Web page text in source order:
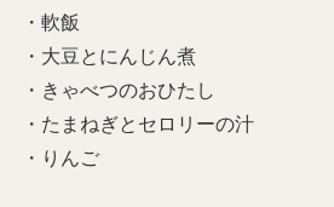
・軟飯
・大豆とにんじん煮
・きゃべつのおひたし
・たまねぎとセロリーの汁
・りんご